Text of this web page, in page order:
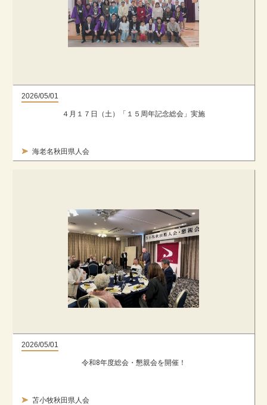
2026/05/01
海老名秋田県人会
４月１７日（土）「１５周年記念総会」実施
2026/05/01
苫小牧秋田県人会
令和8年度総会・懇親会を開催！